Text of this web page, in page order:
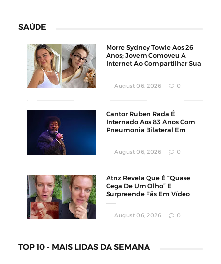
SAÚDE
Morre Sydney Towle Aos 26
Anos; Jovem Comoveu A
Internet Ao Compartilhar Sua
August 06, 2026 0
Cantor Ruben Rada É
Internado Aos 83 Anos Com
Pneumonia Bilateral Em
August 06, 2026 0
Atriz Revela Que É “Quase
Cega De Um Olho” E
Surpreende Fãs Em Vídeo
August 06, 2026 0
TOP 10 - MAIS LIDAS DA SEMANA